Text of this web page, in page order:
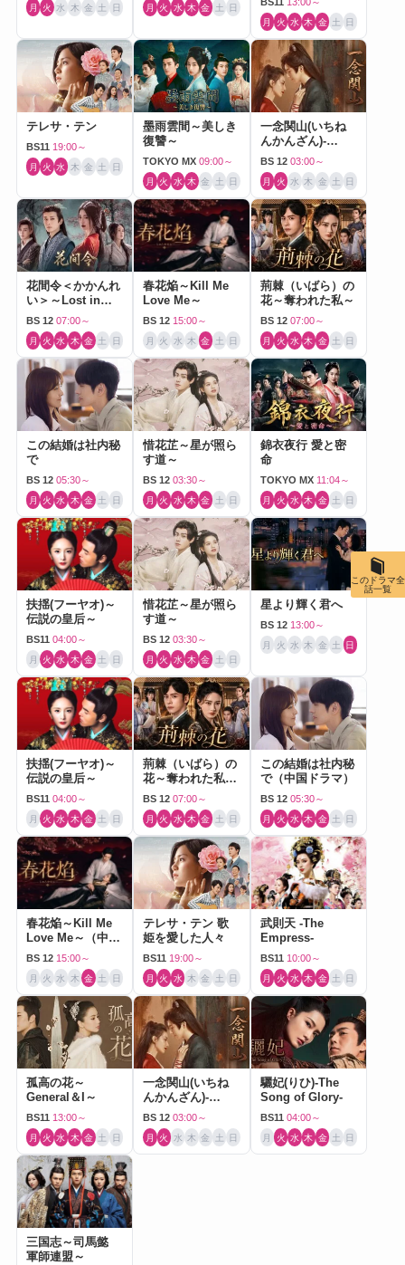
月 火 水 木 金 土 日 月 火 水 木 金 土 日
月 火 水 木 金 土 日
テレサ・テン
BS11 19:00～
月 火 水 木 金 土 日
墨雨雲間～美しき
復讐～
TOKYO MX 09:00～
月 火 水 木 金 土 日
一念関山(いちね
んかんざん)-
Journey to Love-
BS 12 03:00～
月 火 水 木 金 土 日
花間令＜かかんれ
い＞～Lost in
Love～
BS 12 07:00～
月 火 水 木 金 土 日
春花焔～Kill Me
Love Me～
BS 12 15:00～
月 火 水 木 金 土 日
荊棘（いばら）の
花～奪われた私～
BS 12 07:00～
月 火 水 木 金 土 日
この結婚は社内秘
で
BS 12 05:30～
月 火 水 木 金 土 日
惜花芷～星が照ら
す道～
BS 12 03:30～
月 火 水 木 金 土 日
錦衣夜行 愛と密
命
TOKYO MX 11:04～
月 火 水 木 金 土 日
扶揺(フーヤオ)～
伝説の皇后～
BS11 04:00～
月 火 水 木 金 土 日
惜花芷～星が照ら
す道～
BS 12 03:30～
月 火 水 木 金 土 日
星より輝く君へ
BS 12 13:00～
月 火 水 木 金 土 日
扶揺(フーヤオ)～
伝説の皇后～
BS11 04:00～
月 火 水 木 金 土 日
荊棘（いばら）の
花～奪われた私～
（中国ドラマ）
BS 12 07:00～
月 火 水 木 金 土 日
この結婚は社内秘
で（中国ドラマ）
BS 12 05:30～
月 火 水 木 金 土 日
春花焔～Kill Me
Love Me～（中国
ドラマ）
BS 12 15:00～
月 火 水 木 金 土 日
テレサ・テン 歌
姫を愛した人々
BS11 19:00～
月 火 水 木 金 土 日
武則天 -The
Empress-
BS11 10:00～
月 火 水 木 金 土 日
孤高の花～
General＆I～
BS11 13:00～
月 火 水 木 金 土 日
一念関山(いちね
んかんざん)-
Journey to Love-
BS 12 03:00～
月 火 水 木 金 土 日
驪妃(りひ)-The
Song of Glory-
BS11 04:00～
月 火 水 木 金 土 日
三国志～司馬懿
軍師連盟～
このドラマ全
話一覧